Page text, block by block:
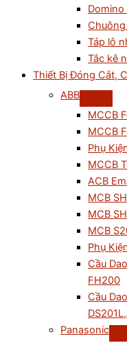
Táp lô
Tắc kê
Thiết Bị Đóng Cắt,
ABB
MCCB
MCCB
Phụ
MCCB
ACB
MCB
MCB
MCB
Phụ
Cầu
FH200
Cầu
Panasonic